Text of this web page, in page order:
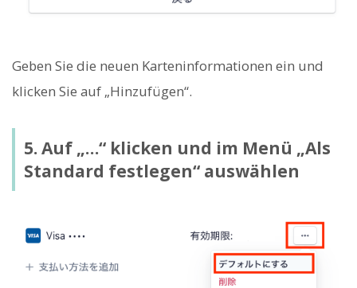
Geben Sie die neuen Karteninformationen ein und
klicken Sie auf „Hinzufügen“.
5. Auf „…“ klicken und im Menü „Als
Standard festlegen“ auswählen